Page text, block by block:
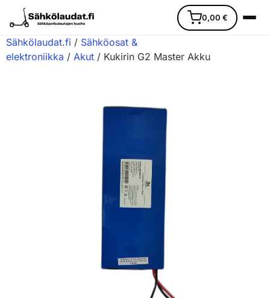
0,00 €
Sähkölaudat.fi / Sähköosat &
elektroniikka / Akut / Kukirin G2 Master Akku